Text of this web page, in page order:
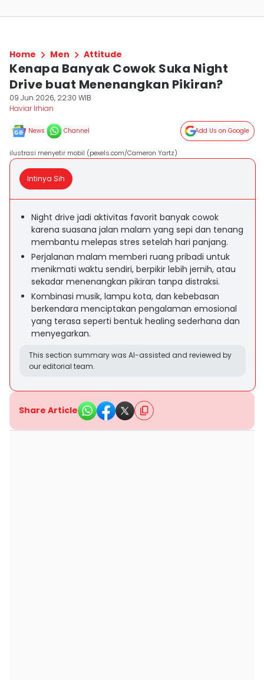
Home Men Attitude
Kenapa Banyak Cowok Suka Night
Drive buat Menenangkan Pikiran?
09 Jun 2026, 22:30 WIB
Haviar Irhian
News Channel Add Us on Google
ilustrasi menyetir mobil (pexels.com/Cameron Yartz)
Intinya Sih
Night drive jadi aktivitas favorit banyak cowok
karena suasana jalan malam yang sepi dan tenang
membantu melepas stres setelah hari panjang.
Perjalanan malam memberi ruang pribadi untuk
menikmati waktu sendiri, berpikir lebih jernih, atau
sekadar menenangkan pikiran tanpa distraksi.
Kombinasi musik, lampu kota, dan kebebasan
berkendara menciptakan pengalaman emosional
yang terasa seperti bentuk healing sederhana dan
menyegarkan.
This section summary was AI-assisted and reviewed by
our editorial team.
Share Article